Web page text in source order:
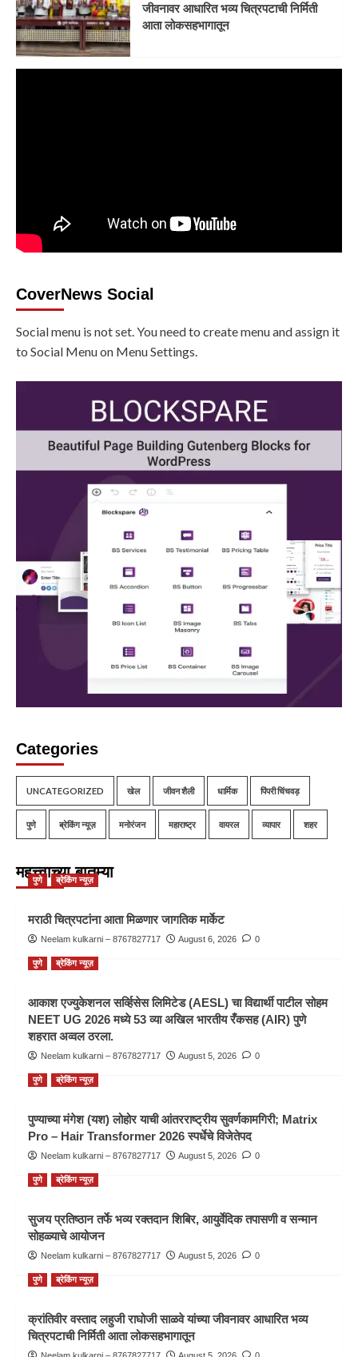
जीवनावर आधारित भव्य चित्रपटाची निर्मिती
आता लोकसहभागातून
CoverNews Social
Social menu is not set. You need to create menu and assign it
to Social Menu on Menu Settings.
Categories
UNCATEGORIZED खेल जीवन शैली धार्मिक पिंपरी चिंचवड़
पुणे ब्रेकिंग न्यूज़ मनोरंजन महाराष्ट्र वायरल व्यापार शहर
महत्त्वाच्या बातम्या
पुणे ब्रेकिंग न्यूज़
मराठी चित्रपटांना आता मिळणार जागतिक मार्केट
Neelam kulkarni – 8767827717 August 6, 2026 0
पुणे ब्रेकिंग न्यूज़
आकाश एज्युकेशनल सर्व्हिसेस लिमिटेड (AESL) चा विद्यार्थी पाटील सोहम
NEET UG 2026 मध्ये 53 व्या अखिल भारतीय रँकसह (AIR) पुणे
शहरात अव्वल ठरला.
Neelam kulkarni – 8767827717 August 5, 2026 0
पुणे ब्रेकिंग न्यूज़
पुण्याच्या मंगेश (यश) लोहोर याची आंतरराष्ट्रीय सुवर्णकामगिरी; Matrix
Pro – Hair Transformer 2026 स्पर्धेचे विजेतेपद
Neelam kulkarni – 8767827717 August 5, 2026 0
पुणे ब्रेकिंग न्यूज़
सुजय प्रतिष्ठान तर्फे भव्य रक्तदान शिबिर, आयुर्वेदिक तपासणी व सन्मान
सोहळ्याचे आयोजन
Neelam kulkarni – 8767827717 August 5, 2026 0
पुणे ब्रेकिंग न्यूज़
क्रांतिवीर वस्ताद लहुजी राघोजी साळवे यांच्या जीवनावर आधारित भव्य
चित्रपटाची निर्मिती आता लोकसहभागातून